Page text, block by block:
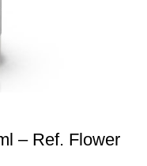
– Ref. Flower